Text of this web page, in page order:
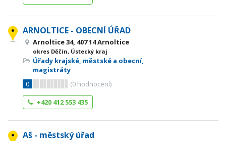
ARNOLTICE - OBECNÍ ÚŘAD
Arnoltice 34, 407 14 Arnoltice
okres Děčín, Ústecký kraj
Úřady krajské, městské a obecní,
magistráty
0
(0 hodnocení)
+420 412 553 435
Aš - městský úřad